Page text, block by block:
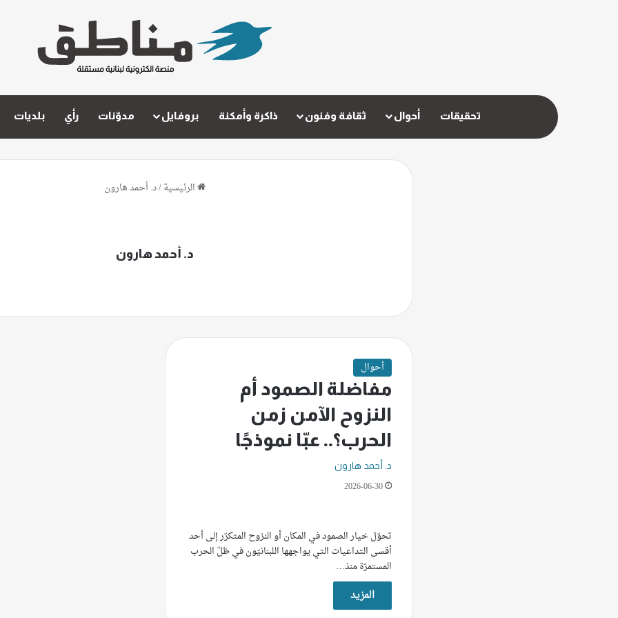
تحقيقات أحوال ثقافة وفنون ذاكرة وأمكنة بروفايل مدوّنات رأي بلديات
الرئيسية/د. أحمد هارون
د. أحمد هارون
أحوال
مفاضلة الصمود أم
النزوح الآمن زمن
الحرب؟.. عبّا نموذجًا
د. أحمد هارون
2026-06-30
تحوّل خيار الصمود في المكان أو النزوح المتكرّر إلى أحد
أقسى التداعيات التي يواجهها اللبنانيّون في ظلّ الحرب
المستمرّة منذ…
المزيد